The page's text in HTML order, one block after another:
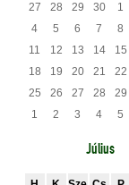
27
28 29 30 1
4
5 6 7 8
11
12 13 14 15
18
19 20 21 22
25
26 27 28 29
1
2 3 4 5
Július